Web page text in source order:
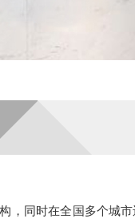
，同时在全国多个城